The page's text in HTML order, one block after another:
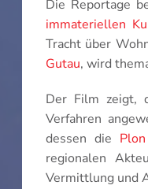
Die Reportage
immateriellen
Tracht über
Gutau, wird
Der Film zeigt,
Verfahren
dessen die
regionalen
Vermittlung und